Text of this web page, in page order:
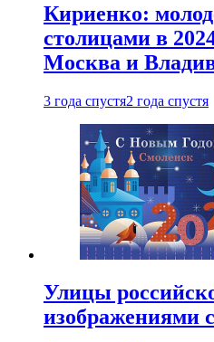
Кириенко:
столицами в
Москва и
3 года спустя2 года спустя
Улицы
изображениями